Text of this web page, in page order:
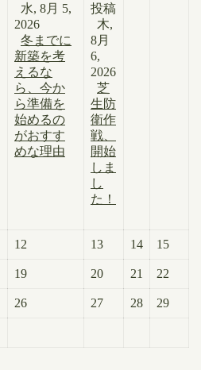
水, 8月 5,
2026
冬までに
新築を考
えるな
ら、今か
ら準備を
始めるの
がおすす
めな理由
投稿
木,
8月
6,
2026
芝
生防
衛作
戦、
開始
しま
し
た！
12 13 14 15
19 20 21 22
26 27 28 29